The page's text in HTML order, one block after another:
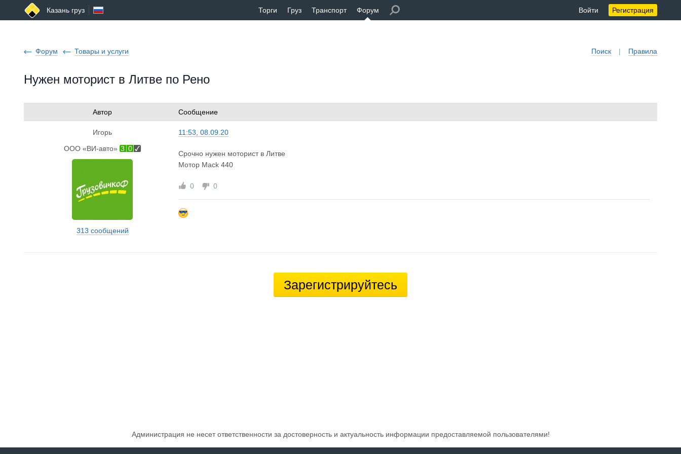
Казань груз Торги Груз Транспорт Форум Войти Регистрация
Поиск | Правила
Форум Товары и услуги
Нужен моторист в Литве по Рено
Автор Сообщение
Игорь
ООО «ВИ-авто» 3 0
313 сообщений
11:53, 08.09.20
Срочно нужен моторист в Литве
Мотор Mack 440
0 0
Зарегистрируйтесь
Администрация не несет ответственности за достоверность и актуальность информации предоставляемой пользователями!